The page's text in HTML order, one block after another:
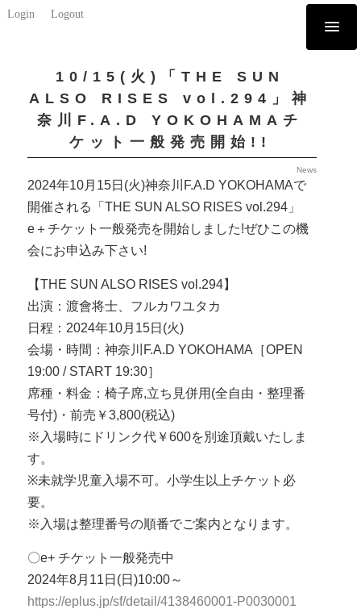
Login Logout
10/15(火)「THE SUN
ALSO RISES vol.294」神
奈川F.A.D YOKOHAMAチ
ケット一般発売開始!!
News
2024年10月15日(火)神奈川F.A.D YOKOHAMAで
開催される「THE SUN ALSO RISES vol.294」
e＋チケット一般発売を開始しました!ぜひこの機
会にお申込み下さい!
【THE SUN ALSO RISES vol.294】
出演：渡會将士、フルカワユタカ
日程：2024年10月15日(火)
会場・時間：神奈川F.A.D YOKOHAMA［OPEN
19:00 / START 19:30］
席種・料金：椅子席,立ち見併用(全自由・整理番
号付)・前売￥3,800(税込)
※入場時にドリンク代￥600を別途頂戴いたしま
す。
※未就学児童入場不可。小学生以上チケット必
要。
※入場は整理番号の順番でご案内となります。
〇e+ チケット一般発売中
2024年8月11日(日)10:00～
https://eplus.jp/sf/detail/4138460001-P0030001